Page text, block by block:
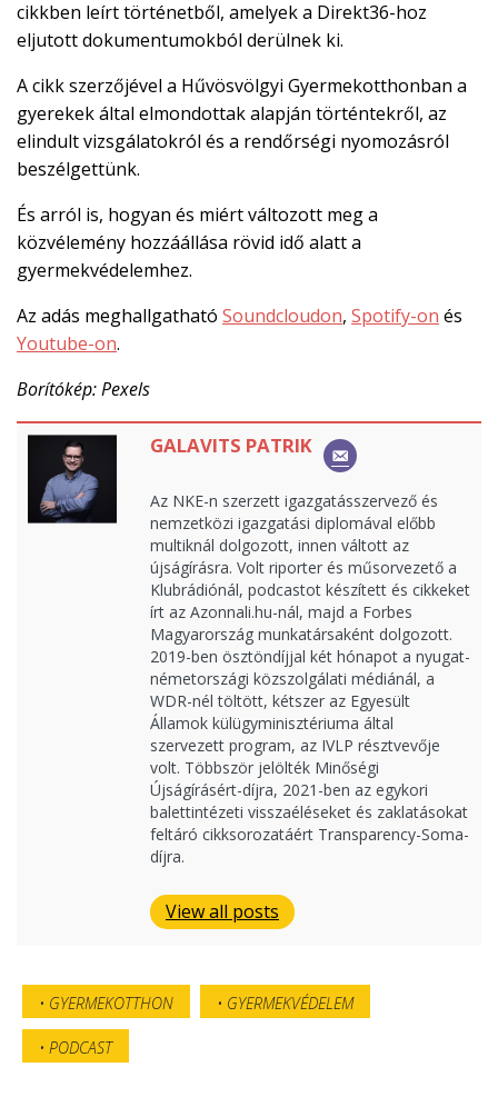
cikkben leírt történetből, amelyek a Direkt36-hoz
eljutott dokumentumokból derülnek ki.
A cikk szerzőjével a Hűvösvölgyi Gyermekotthonban a
gyerekek által elmondottak alapján történtekről, az
elindult vizsgálatokról és a rendőrségi nyomozásról
beszélgettünk.
És arról is, hogyan és miért változott meg a
közvélemény hozzáállása rövid idő alatt a
gyermekvédelemhez.
Az adás meghallgatható Soundcloudon, Spotify-on és
Youtube-on.
Borítókép: Pexels
GALAVITS PATRIK
Az NKE-n szerzett igazgatásszervező és
nemzetközi igazgatási diplomával előbb
multiknál dolgozott, innen váltott az
újságírásra. Volt riporter és műsorvezető a
Klubrádiónál, podcastot készített és cikkeket
írt az Azonnali.hu-nál, majd a Forbes
Magyarország munkatársaként dolgozott.
2019-ben ösztöndíjjal két hónapot a nyugat-
németországi közszolgálati médiánál, a
WDR-nél töltött, kétszer az Egyesült
Államok külügyminisztériuma által
szervezett program, az IVLP résztvevője
volt. Többször jelölték Minőségi
Újságírásért-díjra, 2021-ben az egykori
balettintézeti visszaéléseket és zaklatásokat
feltáró cikksorozatáért Transparency-Soma-
díjra.
View all posts
GYERMEKOTTHON GYERMEKVÉDELEM
PODCAST